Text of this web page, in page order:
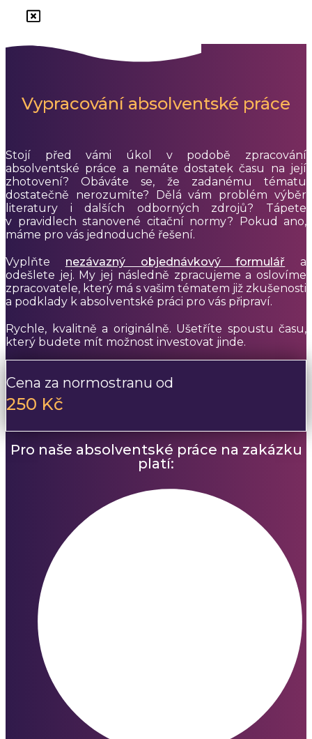
Vypracování absolventské práce
Stojí před vámi úkol v podobě zpracování
absolventské práce a nemáte dostatek času na její
zhotovení? Obáváte se, že zadanému tématu
dostatečně nerozumíte? Dělá vám problém výběr
literatury i dalších odborných zdrojů? Tápete
v pravidlech stanovené citační normy? Pokud ano,
máme pro vás jednoduché řešení.
Vyplňte nezávazný objednávkový formulář a
odešlete jej. My jej následně zpracujeme a oslovíme
zpracovatele, který má s vašim tématem již zkušenosti
a podklady k absolventské práci pro vás připraví.
Rychle, kvalitně a originálně. Ušetříte spoustu času,
který budete mít možnost investovat jinde.
Cena za normostranu od
250 Kč
Pro naše absolventské práce na zakázku
platí: